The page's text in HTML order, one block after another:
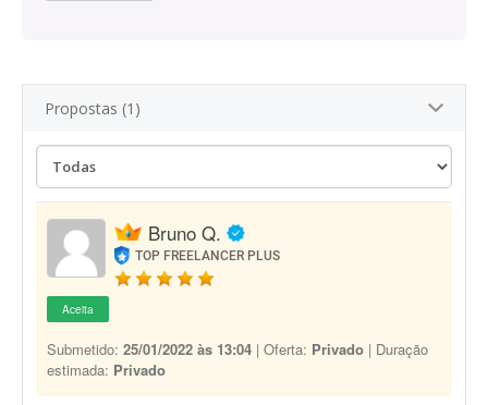
Propostas (1)
Bruno Q.
TOP FREELANCER PLUS
Aceita
Submetido: 25/01/2022 às 13:04 | Oferta: Privado | Duração
estimada: Privado